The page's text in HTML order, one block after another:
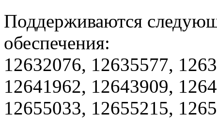
Поддерживаются
обеспечения:
12632076, 12635577,
12641962, 12643909,
12655033, 12655215,